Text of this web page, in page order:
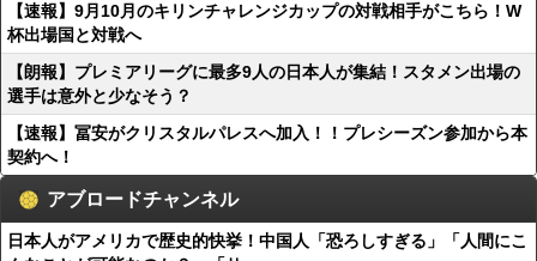
【速報】9月10月のキリンチャレンジカップの対戦相手がこちら！W
杯出場国と対戦へ
【朗報】プレミアリーグに最多9人の日本人が集結！スタメン出場の
選手は意外と少なそう？
【速報】冨安がクリスタルパレスへ加入！！プレシーズン参加から本
契約へ！
アブロードチャンネル
日本人がアメリカで歴史的快挙！中国人「恐ろしすぎる」「人間にこ